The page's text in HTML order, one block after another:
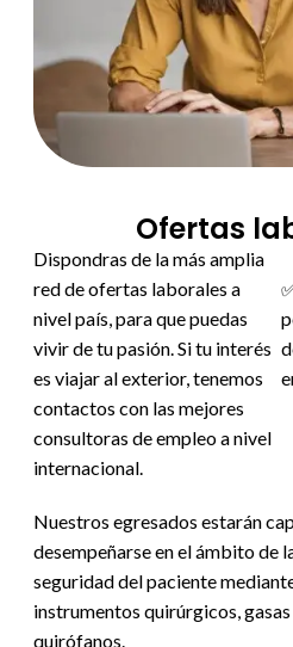
Ofertas
Dispondras de la más amplia
red de ofertas laborales a
nivel país, para que puedas
vivir de tu pasión. Si tu interés
es viajar al exterior, tenemos
contactos con las mejores
consultoras de empleo a nivel
internacional.
Nuestros egresados estarán
desempeñarse en el ámbito de
seguridad del paciente
instrumentos quirúrgicos,
quirófanos.